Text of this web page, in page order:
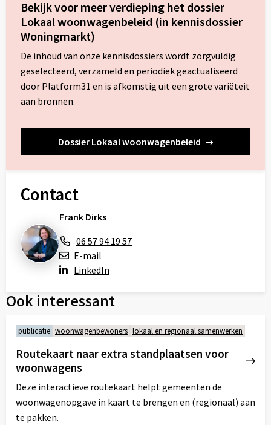
Bekijk voor meer verdieping het dossier
Lokaal woonwagenbeleid (in kennisdossier
Woningmarkt)
De inhoud van onze kennisdossiers wordt zorgvuldig
geselecteerd, verzameld en periodiek geactualiseerd
door Platform31 en is afkomstig uit een grote variëteit
aan bronnen.
Dossier Lokaal woonwagenbeleid
Contact
Frank Dirks
06 57 94 19 57
E-mail
LinkedIn
Ook interessant
publicatie woonwagenbewoners lokaal en regionaal samenwerken
Routekaart naar extra standplaatsen voor
woonwagens
Deze interactieve routekaart helpt gemeenten de
woonwagenopgave in kaart te brengen en (regionaal) aan
te pakken.